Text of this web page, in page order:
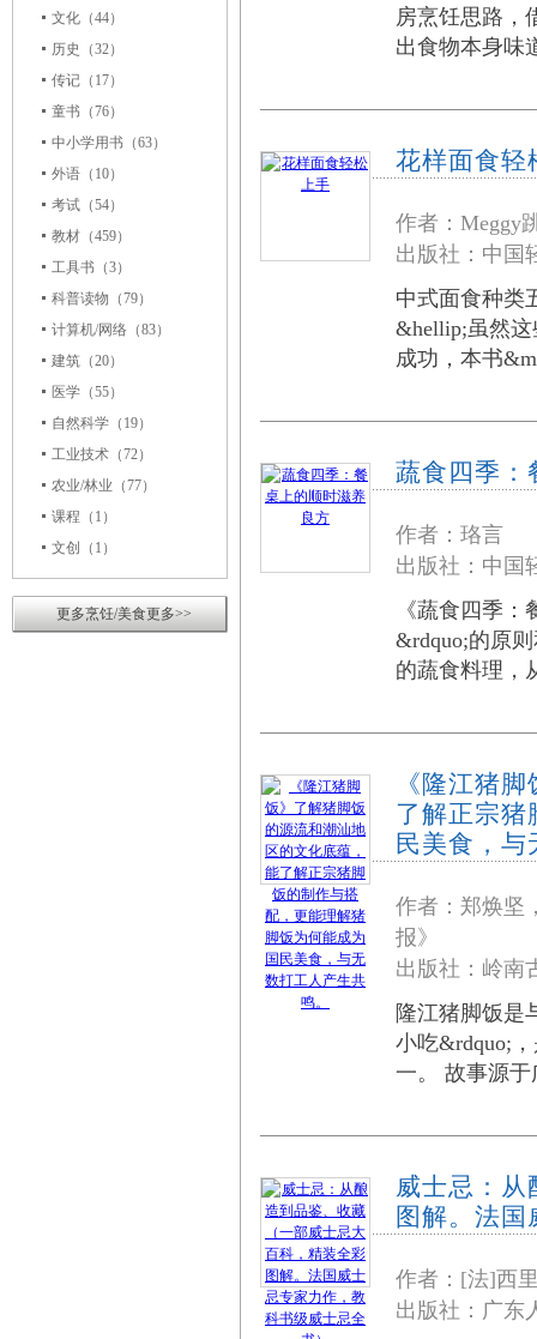
文化 （44）
历史
（32）
传记 （17）
童书 （76）
中小学用书 （63）
外语 （10）
考试 （54）
教材 （459）
工具书 （3）
科普读物 （79）
计算机/网络 （83）
建筑 （20）
医学 （55）
自然科学 （19）
工业技术 （72）
农业/林业 （77）
课程 （1）
文创
（1）
更多烹饪/美食更多>>
房烹饪思路，
出食物本身味
花样面食轻
作者：Meggy
出版社：中
中式面食种类
&hellip;虽然
成功，本书
蔬食四季：
作者：珞言
出版社：中
《蔬食四季
&rdquo;的原
的蔬食料理，
《隆江猪
了解正宗猪
民美食，
作者：郑焕坚
报》
出版社：岭
隆江猪脚饭是
小吃&rdquo;
一。 故事源
威士忌：从
图解。法
作者：[法]西
出版社：广